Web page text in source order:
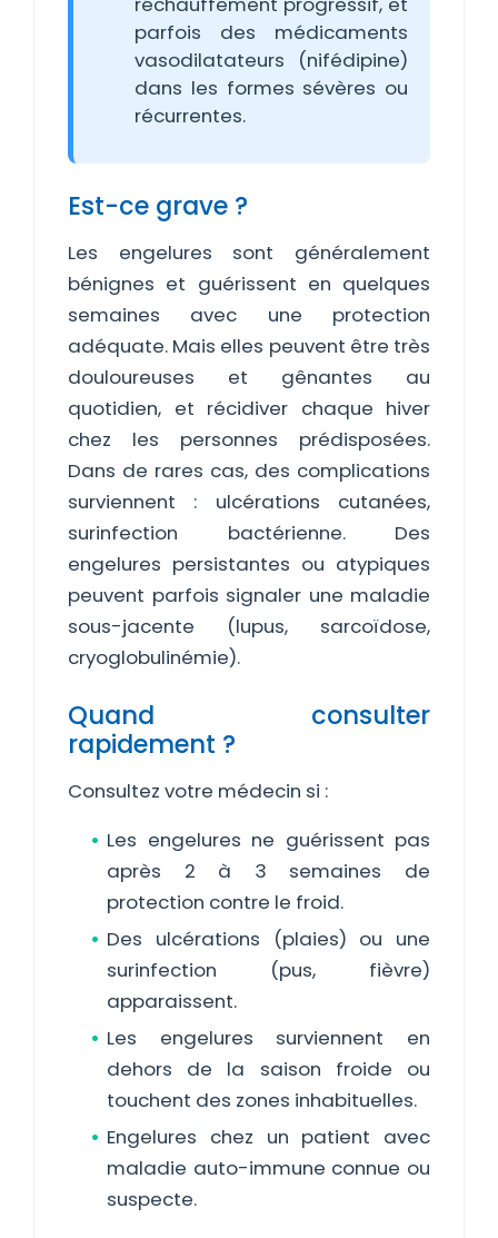
parfois des médicaments
vasodilatateurs (nifédipine)
dans les formes sévères ou
récurrentes.
Est-ce grave ?
Les engelures sont généralement
bénignes et guérissent en quelques
semaines avec une protection
adéquate. Mais elles peuvent être très
douloureuses et gênantes au
quotidien, et récidiver chaque hiver
chez les personnes prédisposées.
Dans de rares cas, des complications
surviennent : ulcérations cutanées,
surinfection bactérienne. Des
engelures persistantes ou atypiques
peuvent parfois signaler une maladie
sous-jacente (lupus, sarcoïdose,
cryoglobulinémie).
Quand consulter
rapidement ?
Consultez votre médecin si :
Les engelures ne guérissent pas
après 2 à 3 semaines de
protection contre le froid.
Des ulcérations (plaies) ou une
surinfection (pus, fièvre)
apparaissent.
Les engelures surviennent en
dehors de la saison froide ou
touchent des zones inhabituelles.
Engelures chez un patient avec
maladie auto-immune connue ou
suspecte.